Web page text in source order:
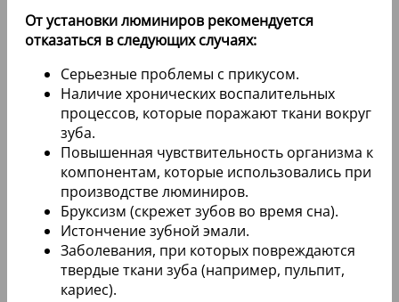
повреждения при неправильной
эксплуатации. Отзывы пациентов
часто положительные, но некоторые
отмечают, что люминиры могут не
подойти тем, кто страдает от
серьезных стоматологических
проблем. В целом, эксперты
рекомендуют предварительно
проконсультироваться с врачом,
чтобы оценить целесообразность
установки люминиров в каждом
конкретном случае.
Противопоказания